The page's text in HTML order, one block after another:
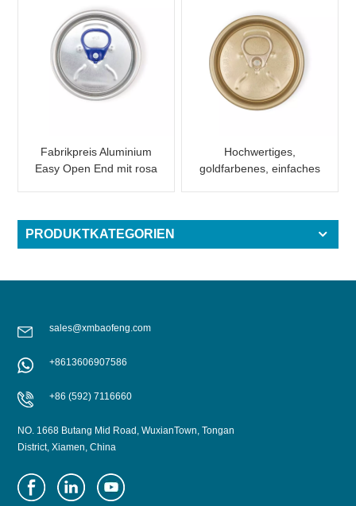
Fabrikpreis Aluminium
Easy Open End mit rosa
Hochwertiges,
goldfarbenes, einfaches
PRODUKTKATEGORIEN
sales@xmbaofeng.com
+8613606907586
+86 (592) 7116660
NO. 1668 Butang Mid Road, WuxianTown, Tongan
District, Xiamen, China